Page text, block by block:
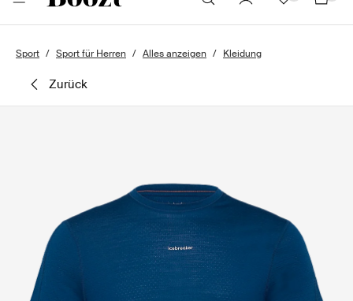
Sport Sport für Herren Alles anzeigen Kleidung
zurück